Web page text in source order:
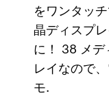
をワンタッ
晶ディスプ
に！ 38 メデ
レイなので
モ.